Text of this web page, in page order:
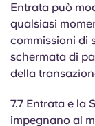
Entrata può
qualsiasi
commissioni di
schermata di
della
7.7 Entrata e la
impegnano al